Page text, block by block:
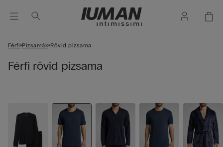
Férfi Pizsamák Rövid pizsama
Férfi rövid pizsama